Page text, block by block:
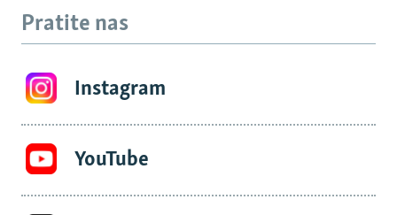
Pratite nas
Instagram
YouTube